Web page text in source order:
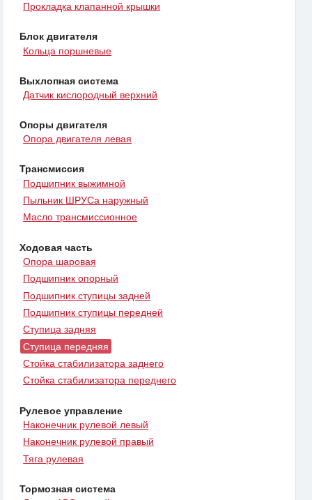
Прокладка клапанной крышки
Блок двигателя
Кольца поршневые
Выхлопная система
Датчик кислородный верхний
Опоры двигателя
Опора двигателя левая
Трансмиссия
Подшипник выжимной
Пыльник ШРУСа наружный
Масло трансмиссионное
Ходовая часть
Опора шаровая
Подшипник опорный
Подшипник ступицы задней
Подшипник ступицы передней
Ступица задняя
Ступица передняя
Стойка стабилизатора заднего
Стойка стабилизатора переднего
Рулевое управление
Наконечник рулевой левый
Наконечник рулевой правый
Тяга рулевая
Тормозная система